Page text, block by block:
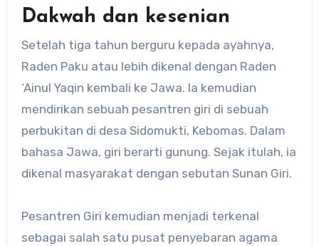
Dakwah dan kesenian
Setelah tiga tahun berguru kepada ayahnya,
Raden Paku atau lebih dikenal dengan Raden
‘Ainul Yaqin kembali ke Jawa. Ia kemudian
mendirikan sebuah pesantren giri di sebuah
perbukitan di desa Sidomukti, Kebomas. Dalam
bahasa Jawa, giri berarti gunung. Sejak itulah, ia
dikenal masyarakat dengan sebutan Sunan Giri.
Pesantren Giri kemudian menjadi terkenal
sebagai salah satu pusat penyebaran agama